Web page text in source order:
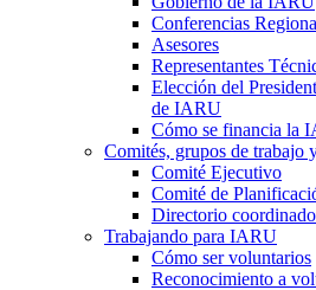
Conferencias
Asesores
Representantes
Elección del
de IARU
Cómo se financia la
Comités, grupos de trabajo
Comité Ejecutivo
Comité de
Directorio
Trabajando para IARU
Cómo ser voluntarios
Reconocimiento a